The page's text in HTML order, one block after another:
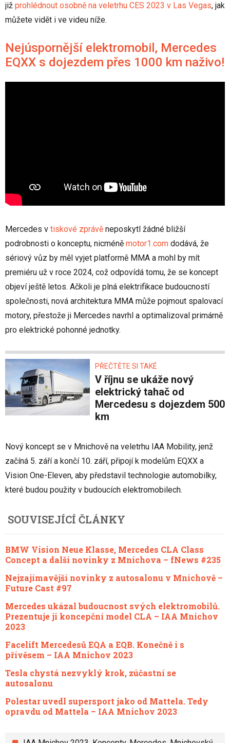
již prohlédnout osobně na veletrhu CES 2023 v Las Vegas, jak
můžete vidět i ve videu níže.
Nejúspornější elektromobil, Mercedes
EQXX s dojezdem přes 1000 km naživo!
Mercedes v tiskové zprávě neposkytl žádné bližší
podrobnosti o konceptu, nicméně motor1.com dodává, že
sériový vůz by měl vyjet platformě MMA a mohl by mít
premiéru už v roce 2024, což odpovídá tomu, že se koncept
objeví ještě letos. Ačkoli je plná elektrifikace budoucností
společnosti, nová architektura MMA může pojmout spalovací
motory, přestože ji Mercedes navrhl a optimalizoval primárně
pro elektrické pohonné jednotky.
PŘEČTĚTE SI TAKÉ
V říjnu se ukáže nový
elektrický tahač od
Mercedesu s dojezdem 500
km
Nový koncept se v Mnichově na veletrhu IAA Mobility, jenž
začíná 5. září a končí 10. září, připojí k modelům EQXX a
Vision One-Eleven, aby představil technologie automobilky,
které budou použity v budoucích elektromobilech.
SOUVISEJÍCÍ ČLÁNKY
BMW Vision Neue Klasse, Mercedes CLA Class
Concept a další novinky z Mnichova – fNews #235
Nejzajímavější novinky z autosalonu v Mnichově –
Future Cast #97
Mercedes ukázal budoucnost svých elektromobilů.
Prezentuje ji koncepční model CLA – IAA Mnichov
2023
Facelift Mercedesů EQA a EQB. Konečně i s
přívěsem – IAA Mnichov 2023
Tesla chystá nezvyklý krok, zúčastní se
autosalonu
Polestar uvedl supersport jako od Mattela. Tedy
opravdu od Mattela – IAA Mnichov 2023